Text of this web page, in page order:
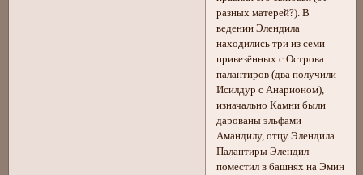
разных матерей?). В
ведении Элендила
находились три из семи
привезённых с Острова
палантиров (два получили
Исилдур с Анарионом),
изначально Камни были
дарованы эльфами
Амандилу, отцу Элендила.
Палантиры Элендил
поместил в башнях на Эмин